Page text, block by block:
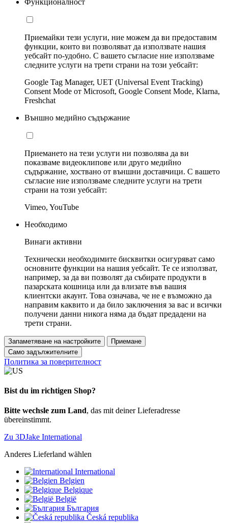
Приемайки тези услуги, ние можем да ви предоставим
функции, които ви позволяват да използвате нашия
уебсайт по-удобно. С вашето съгласие ние използваме
следните услуги на трети страни на този уебсайт:
Google Tag Manager, UET (Universal Event Tracking)
Consent Mode от Microsoft, Google Consent Mode, Klarna,
Freshchat
Външно медийно съдържание
Приемането на тези услуги ни позволява да ви
показваме видеоклипове или друго медийно
съдържание, хоствано от външни доставчици. С вашето
съгласие ние използваме следните услуги на трети
страни на този уебсайт:
Vimeo, YouTube
Необходимо
Винаги активни
Технически необходимите бисквитки осигуряват само
основните функции на нашия уебсайт. Те се използват,
например, за да ви позволят да събирате продукти в
пазарската кошница или да влизате във вашия
клиентски акаунт. Това означава, че не е възможно да
направим каквито и да било заключения за вас и всички
получени данни никога няма да бъдат предадени на
трети страни.
Запаметяване на настройките
Приемане
Само задължителните
Политика за поверителност
Bist du im richtigen Shop?
Bitte wechsle zum Land, das mit deiner Lieferadresse
übereinstimmt.
Zu 3DJake International
Anderes Lieferland wählen
International
Belgien
Belgique
België
България
Česká republika